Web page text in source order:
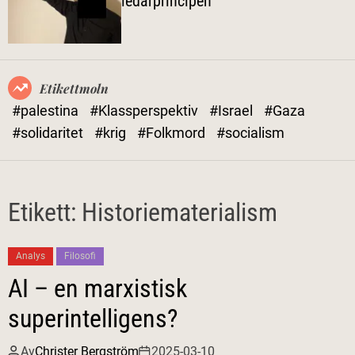
l
Etikettmoln
#palestina
#Klassperspektiv #Israel
#Gaza
#solidaritet
#krig #Folkmord #socialism
Etikett: Historiematerialism
Analys Filosofi
AI – en marxistisk
superintelligens?
AvChrister Bergström 2025-03-10